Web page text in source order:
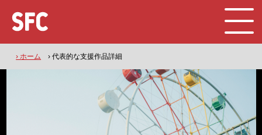
› ホーム › 代表的な支援作品詳細